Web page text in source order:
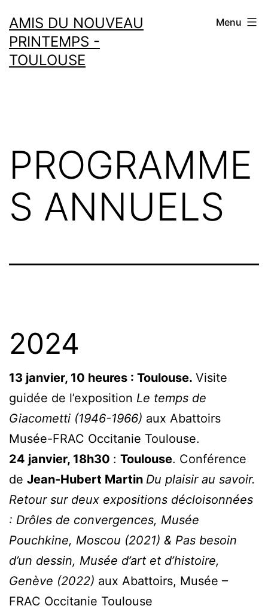
au
contenu
AMIS DU NOUVEAU
PRINTEMPS -
TOULOUSE
Menu
PROGRAMME
S ANNUELS
2024
13 janvier, 10 heures : Toulouse. Visite
guidée de l’exposition Le temps de
Giacometti (1946-1966) aux Abattoirs
Musée-FRAC Occitanie Toulouse.
24 janvier, 18h30 : Toulouse. Conférence
de Jean-Hubert Martin Du plaisir au savoir.
Retour sur deux expositions décloisonnées
: Drôles de convergences, Musée
Pouchkine, Moscou (2021) & Pas besoin
d’un dessin, Musée d’art et d’histoire,
Genève (2022) aux Abattoirs, Musée –
FRAC Occitanie Toulouse